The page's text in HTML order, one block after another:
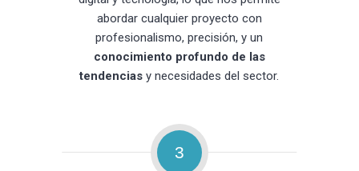
abordar cualquier proyecto con
profesionalismo, precisión, y un
conocimiento profundo de las
tendencias y necesidades del sector.
3